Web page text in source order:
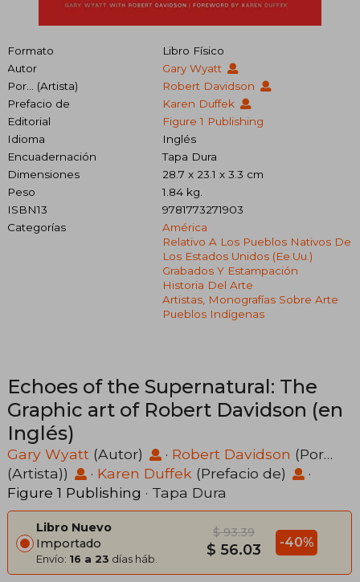
Formato
Libro Físico
Autor
Gary Wyatt
Por… (Artista)
Robert Davidson
Prefacio de
Karen Duffek
Editorial
Figure 1 Publishing
Idioma
Inglés
Encuadernación
Tapa Dura
Dimensiones
28.7 x 23.1 x 3.3 cm
Peso
1.84 kg.
ISBN13
9781773271903
Categorías
América
Relativo A Los Pueblos Nativos De
Los Estados Unidos (ee.uu.)
Grabados Y Estampación
Historia Del Arte
Artistas, Monografías Sobre Arte
Pueblos Indígenas
Echoes of the Supernatural: The
Graphic art of Robert Davidson (en
Inglés)
Gary Wyatt (Autor) · Robert Davidson (Por…
(Artista))
· Karen Duffek (Prefacio de)
·
Figure 1 Publishing · Tapa Dura
Libro Nuevo
Importado
Envío: 16 a 23 días háb.
$ 93.39
$ 56.03 -40%